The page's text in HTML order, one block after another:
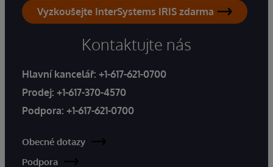
Vyzkoušejte InterSystems IRIS zdarma
Kontaktujte nás
Hlavní kancelář: +1-617-621-0700
Prodej: +1-617-370-4570
Podpora: +1-617-621-0700
Obecné dotazy
Podpora